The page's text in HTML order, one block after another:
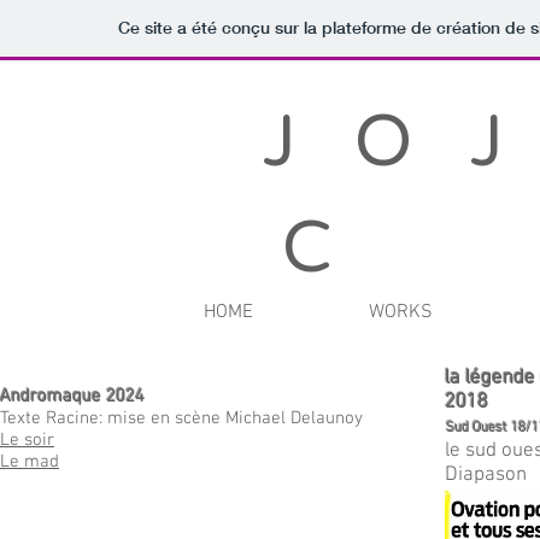
Ce site a été conçu sur la plateforme de création de
J O
C
HOME WORKS
Andromaque 2024
Texte Racine: mise en scène Michael Delaunoy
Le soir
Le mad
la
2018
le sud
Diapason
Sud Ouest 18/